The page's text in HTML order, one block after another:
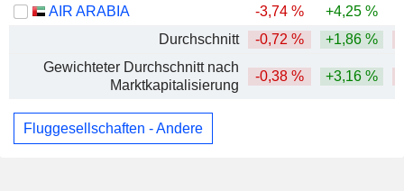
AIR ARABIA
-3,74 % +4,25 %
Durchschnitt
-0,72 % +1,86 %
Gewichteter Durchschnitt nach
Marktkapitalisierung
-0,38 % +3,16 %
Fluggesellschaften - Andere